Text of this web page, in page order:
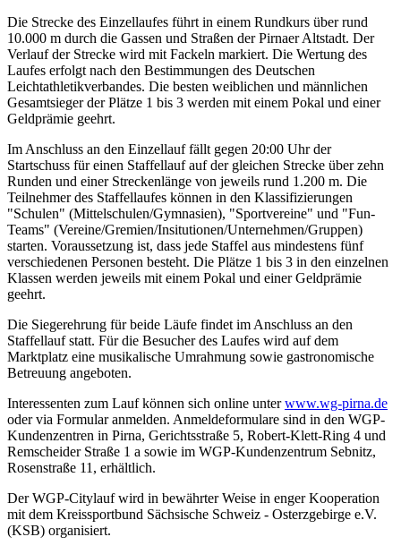
Die Strecke des Einzellaufes führt in einem Rundkurs über rund
10.000 m durch die Gassen und Straßen der Pirnaer Altstadt. Der
Verlauf der Strecke wird mit Fackeln markiert. Die Wertung des
Laufes erfolgt nach den Bestimmungen des Deutschen
Leichtathletikverbandes. Die besten weiblichen und männlichen
Gesamtsieger der Plätze 1 bis 3 werden mit einem Pokal und einer
Geldprämie geehrt.
Im Anschluss an den Einzellauf fällt gegen 20:00 Uhr der
Startschuss für einen Staffellauf auf der gleichen Strecke über zehn
Runden und einer Streckenlänge von jeweils rund 1.200 m. Die
Teilnehmer des Staffellaufes können in den Klassifizierungen
"Schulen" (Mittelschulen/Gymnasien), "Sportvereine" und "Fun-
Teams" (Vereine/Gremien/Insitutionen/Unternehmen/Gruppen)
starten. Voraussetzung ist, dass jede Staffel aus mindestens fünf
verschiedenen Personen besteht. Die Plätze 1 bis 3 in den einzelnen
Klassen werden jeweils mit einem Pokal und einer Geldprämie
geehrt.
Die Siegerehrung für beide Läufe findet im Anschluss an den
Staffellauf statt. Für die Besucher des Laufes wird auf dem
Marktplatz eine musikalische Umrahmung sowie gastronomische
Betreuung angeboten.
Interessenten zum Lauf können sich online unterwww.wg-pirna.de
oder via Formular anmelden. Anmeldeformulare sind in den WGP-
Kundenzentren in Pirna, Gerichtsstraße 5, Robert-Klett-Ring 4 und
Remscheider Straße 1 a sowie im WGP-Kundenzentrum Sebnitz,
Rosenstraße 11, erhältlich.
Der WGP-Citylauf wird in bewährter Weise in enger Kooperation
mit dem Kreissportbund Sächsische Schweiz - Osterzgebirge e.V.
(KSB) organisiert.